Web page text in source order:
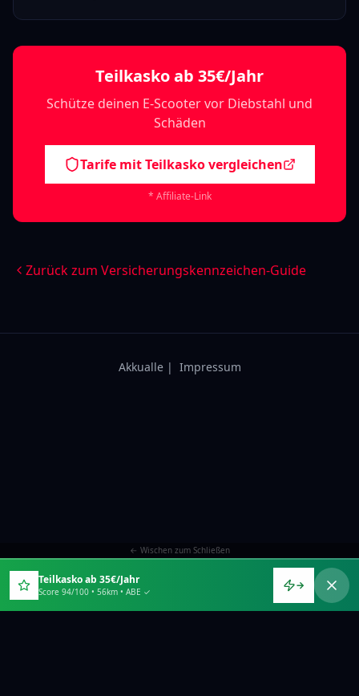
Teilkasko ab 35€/Jahr
Schütze deinen E-Scooter vor Diebstahl und
Schäden
Tarife mit Teilkasko vergleichen
* Affiliate-Link
Zurück zum Versicherungskennzeichen-Guide
← Wischen zum Schließen
Teilkasko ab 35€/Jahr
Score 94/100 • 56km • ABE ✓ →
Akkualle| Impressum